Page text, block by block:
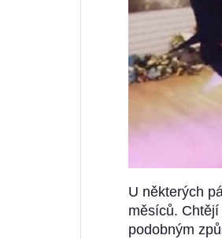
U některých
měsíců.
podobným